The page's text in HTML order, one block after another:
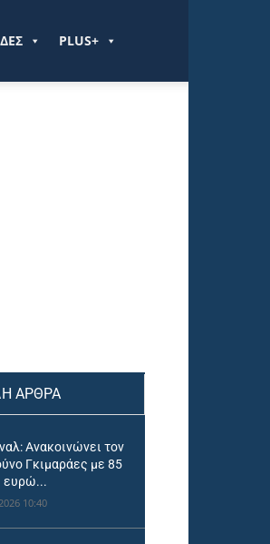
PLUS+
ΑΡΘΡΑ
Ανακοινώνει τον
Γκιμαράες με 85
ευρώ...
10:40